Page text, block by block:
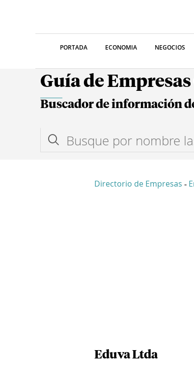
PORTADA ECONOMIA NEGOCIOS
Guía de
Buscador de información
Directorio de Empresas -
Eduva Ltda